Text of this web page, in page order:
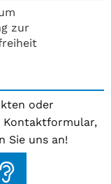
zur
oder
Kontaktformular,
Sie uns an!